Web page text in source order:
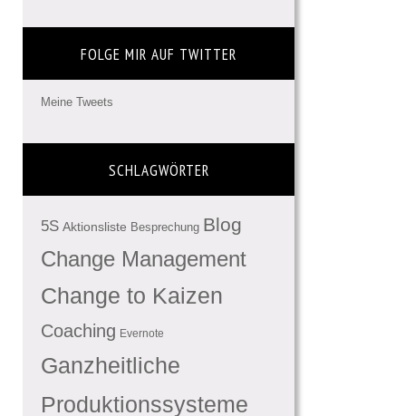
FOLGE MIR AUF TWITTER
Meine Tweets
SCHLAGWÖRTER
5S Aktionsliste Besprechung Blog
Change Management
Change to Kaizen
Coaching Evernote
Ganzheitliche
Produktionssysteme